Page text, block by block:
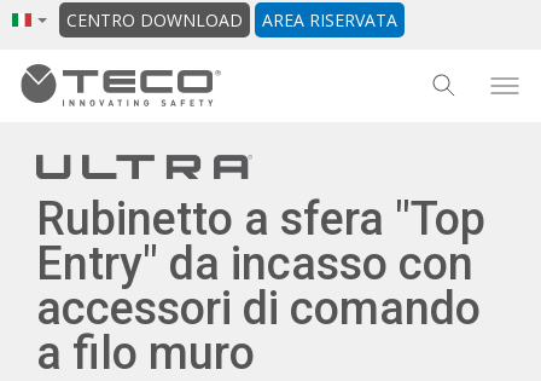
CENTRO DOWNLOAD AREA RISERVATA
Rubinetto a sfera "Top
Entry" da incasso con
accessori di comando
a filo muro